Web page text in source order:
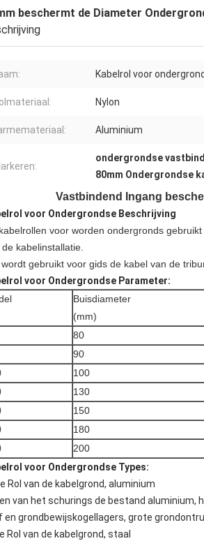
beschermt de Diameter
Kabelrol voor
Nylon
Aluminium
ondergrondse
80mm Ondergrondse
Vastbindend Ingang
voor Ondergrondse Beschrijving
voor worden ondergronds
kabelinstallatie.
wordt gebruikt voor gids de kabel van de
voor Ondergrondse Parameter:
Buisdiameter
(mm)
80
90
100
130
150
180
200
voor Ondergrondse Types:
Rol van de kabelgrond, aluminium
van het schurings de bestand aluminium,
en grondbewijskogellagers, grote
Rol van de kabelgrond, staal